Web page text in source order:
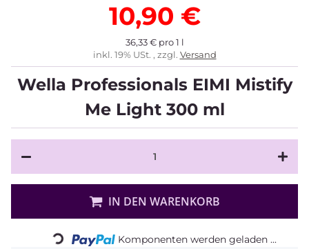
10,90 €
36,33 € pro 1 l
inkl. 19% USt. , zzgl. Versand
Wella Professionals EIMI Mistify
Me Light 300 ml
IN DEN WARENKORB
Loading... Komponenten werden geladen ...